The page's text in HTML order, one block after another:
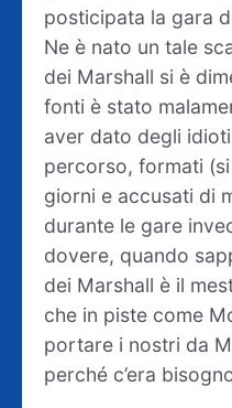
posticipata la gara
Ne è nato un tale
dei Marshall si è
fonti è stato
aver dato degli
percorso, formati
giorni e accusati di
durante le gare
dovere, quando
dei Marshall è il
che in piste come
portare i nostri da
perché c’era